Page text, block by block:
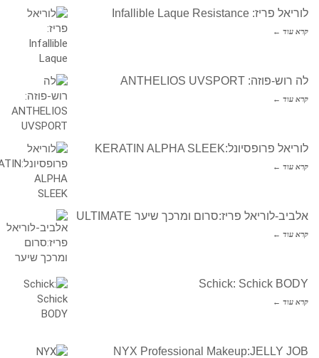
לוריאל פריז: Infallible Laque Resistance
קרא עוד ←
לה רוש-פוזה: ANTHELIOS UVSPORT
קרא עוד ←
לוריאל פרופסיונל:KERATIN ALPHA SLEEK
קרא עוד ←
אלביב-לוריאל פריז:סרום ומרכך שיער ULTIMATE
קרא עוד ←
Schick: Schick BODY
קרא עוד ←
NYX Professional Makeup:JELLY JOB